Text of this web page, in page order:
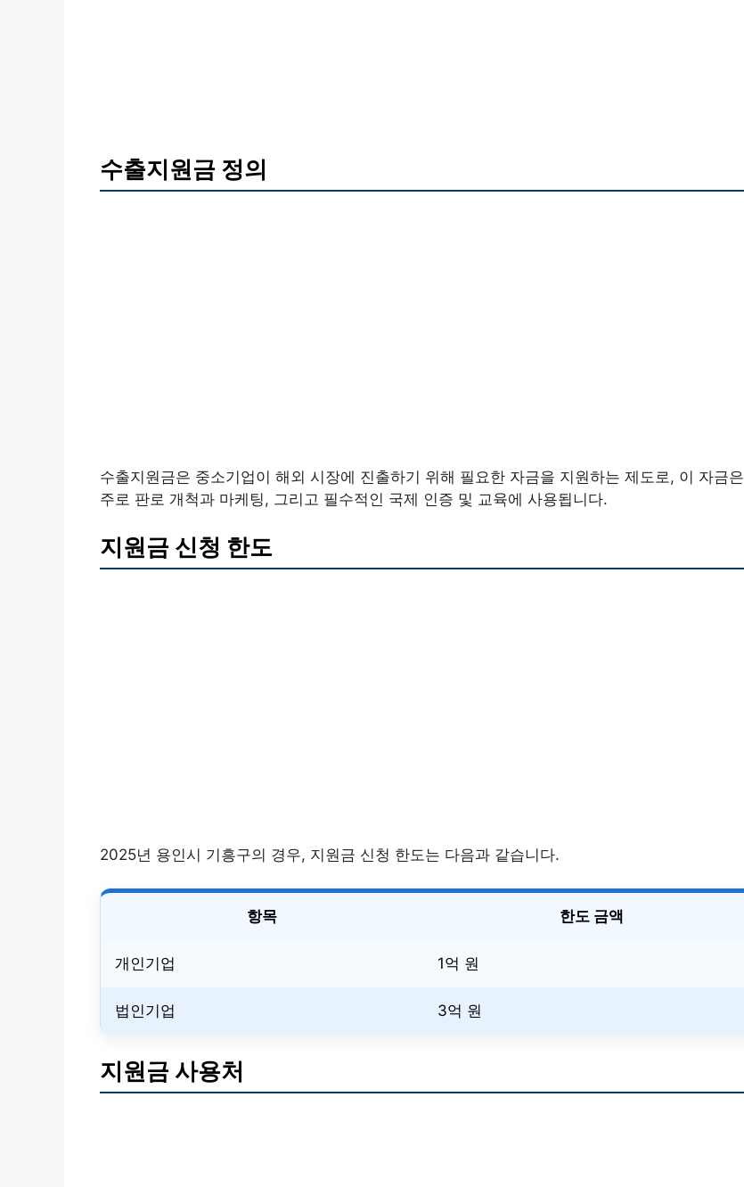
수출지원금 정의
수출지원금은 중소기업이 해외 시장에 진출하기 위해 필요한 자금을 지원하는 제도로, 이 자금은
주로 판로 개척과 마케팅, 그리고 필수적인 국제 인증 및 교육에 사용됩니다.
지원금 신청 한도
2025년 용인시 기흥구의 경우, 지원금 신청 한도는 다음과 같습니다.
항목 한도 금액
개인기업 1억 원
법인기업 3억 원
지원금 사용처